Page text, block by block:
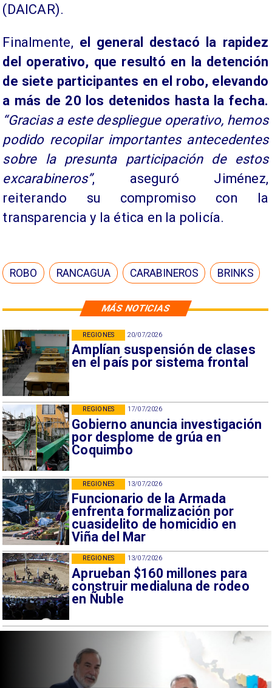
MÁS NOTICIAS
20/07/2026
Amplían suspensión de clases
en el país por sistema frontal
REGIONES
17/07/2026
Gobierno anuncia investigación
por desplome de grúa en
Coquimbo
REGIONES
13/07/2026
Funcionario de la Armada
enfrenta formalización por
cuasidelito de homicidio en
Viña del Mar
REGIONES
13/07/2026
Aprueban $160 millones para
construir medialuna de rodeo
en Ñuble
REGIONES
(DAICAR).
Finalmente, el general destacó la rapidez
del operativo, que resultó en la detención
de siete participantes en el robo, elevando
a más de 20 los detenidos hasta la fecha.
“Gracias a este despliegue operativo, hemos
podido recopilar importantes antecedentes
sobre la presunta participación de estos
excarabineros”, aseguró Jiménez,
reiterando su compromiso con la
transparencia y la ética en la policía.
ROBO RANCAGUA CARABINEROS BRINKS